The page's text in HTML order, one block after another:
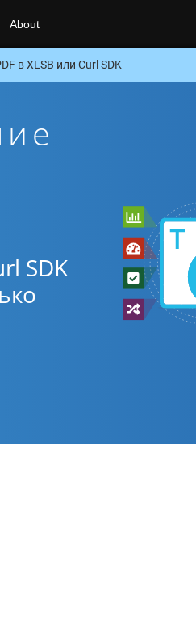
About
в XLSB или Curl SDK
SDK